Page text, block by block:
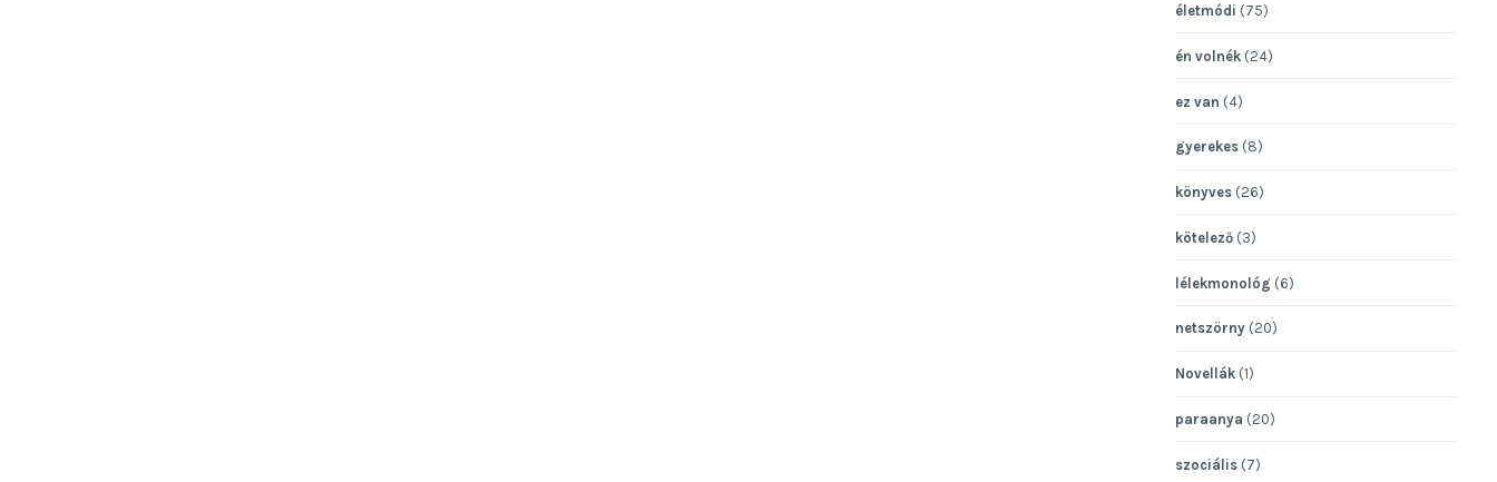
életmódi (75)
én volnék (24)
ez van (4)
gyerekes (8)
könyves (26)
kötelező (3)
lélekmonológ (6)
netszörny (20)
Novellák (1)
paraanya (20)
szociális (7)